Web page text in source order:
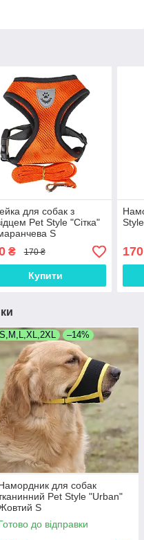
для собак з
Pet Style "Сітка"
S
₴ 170 ₴
Купити
170
S,M,L,XL,2XL –14%
для собак
Pet Style "Urban"
S
до відправки